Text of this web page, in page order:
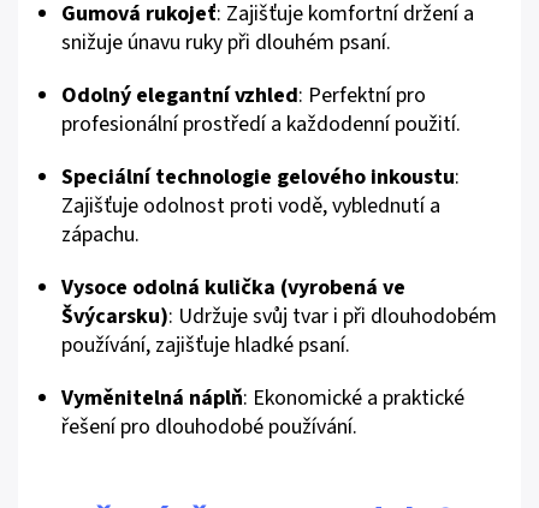
Gumová rukojeť: Zajišťuje komfortní držení a
snižuje únavu ruky při dlouhém psaní.
Odolný elegantní vzhled: Perfektní pro
profesionální prostředí a každodenní použití.
Speciální technologie gelového inkoustu:
Zajišťuje odolnost proti vodě, vyblednutí a
zápachu.
Vysoce odolná kulička (vyrobená ve
Švýcarsku): Udržuje svůj tvar i při dlouhodobém
používání, zajišťuje hladké psaní.
Vyměnitelná náplň: Ekonomické a praktické
řešení pro dlouhodobé používání.